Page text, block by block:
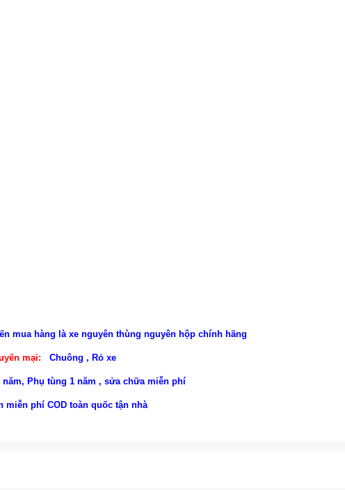
mua hàng là xe nguyên thùng nguyên hộp chính hãng
mại: Chuông , Rỏ xe
năm, Phụ tùng 1 năm , sửa chữa miễn phí
miễn phí COD toàn quốc tận nhà